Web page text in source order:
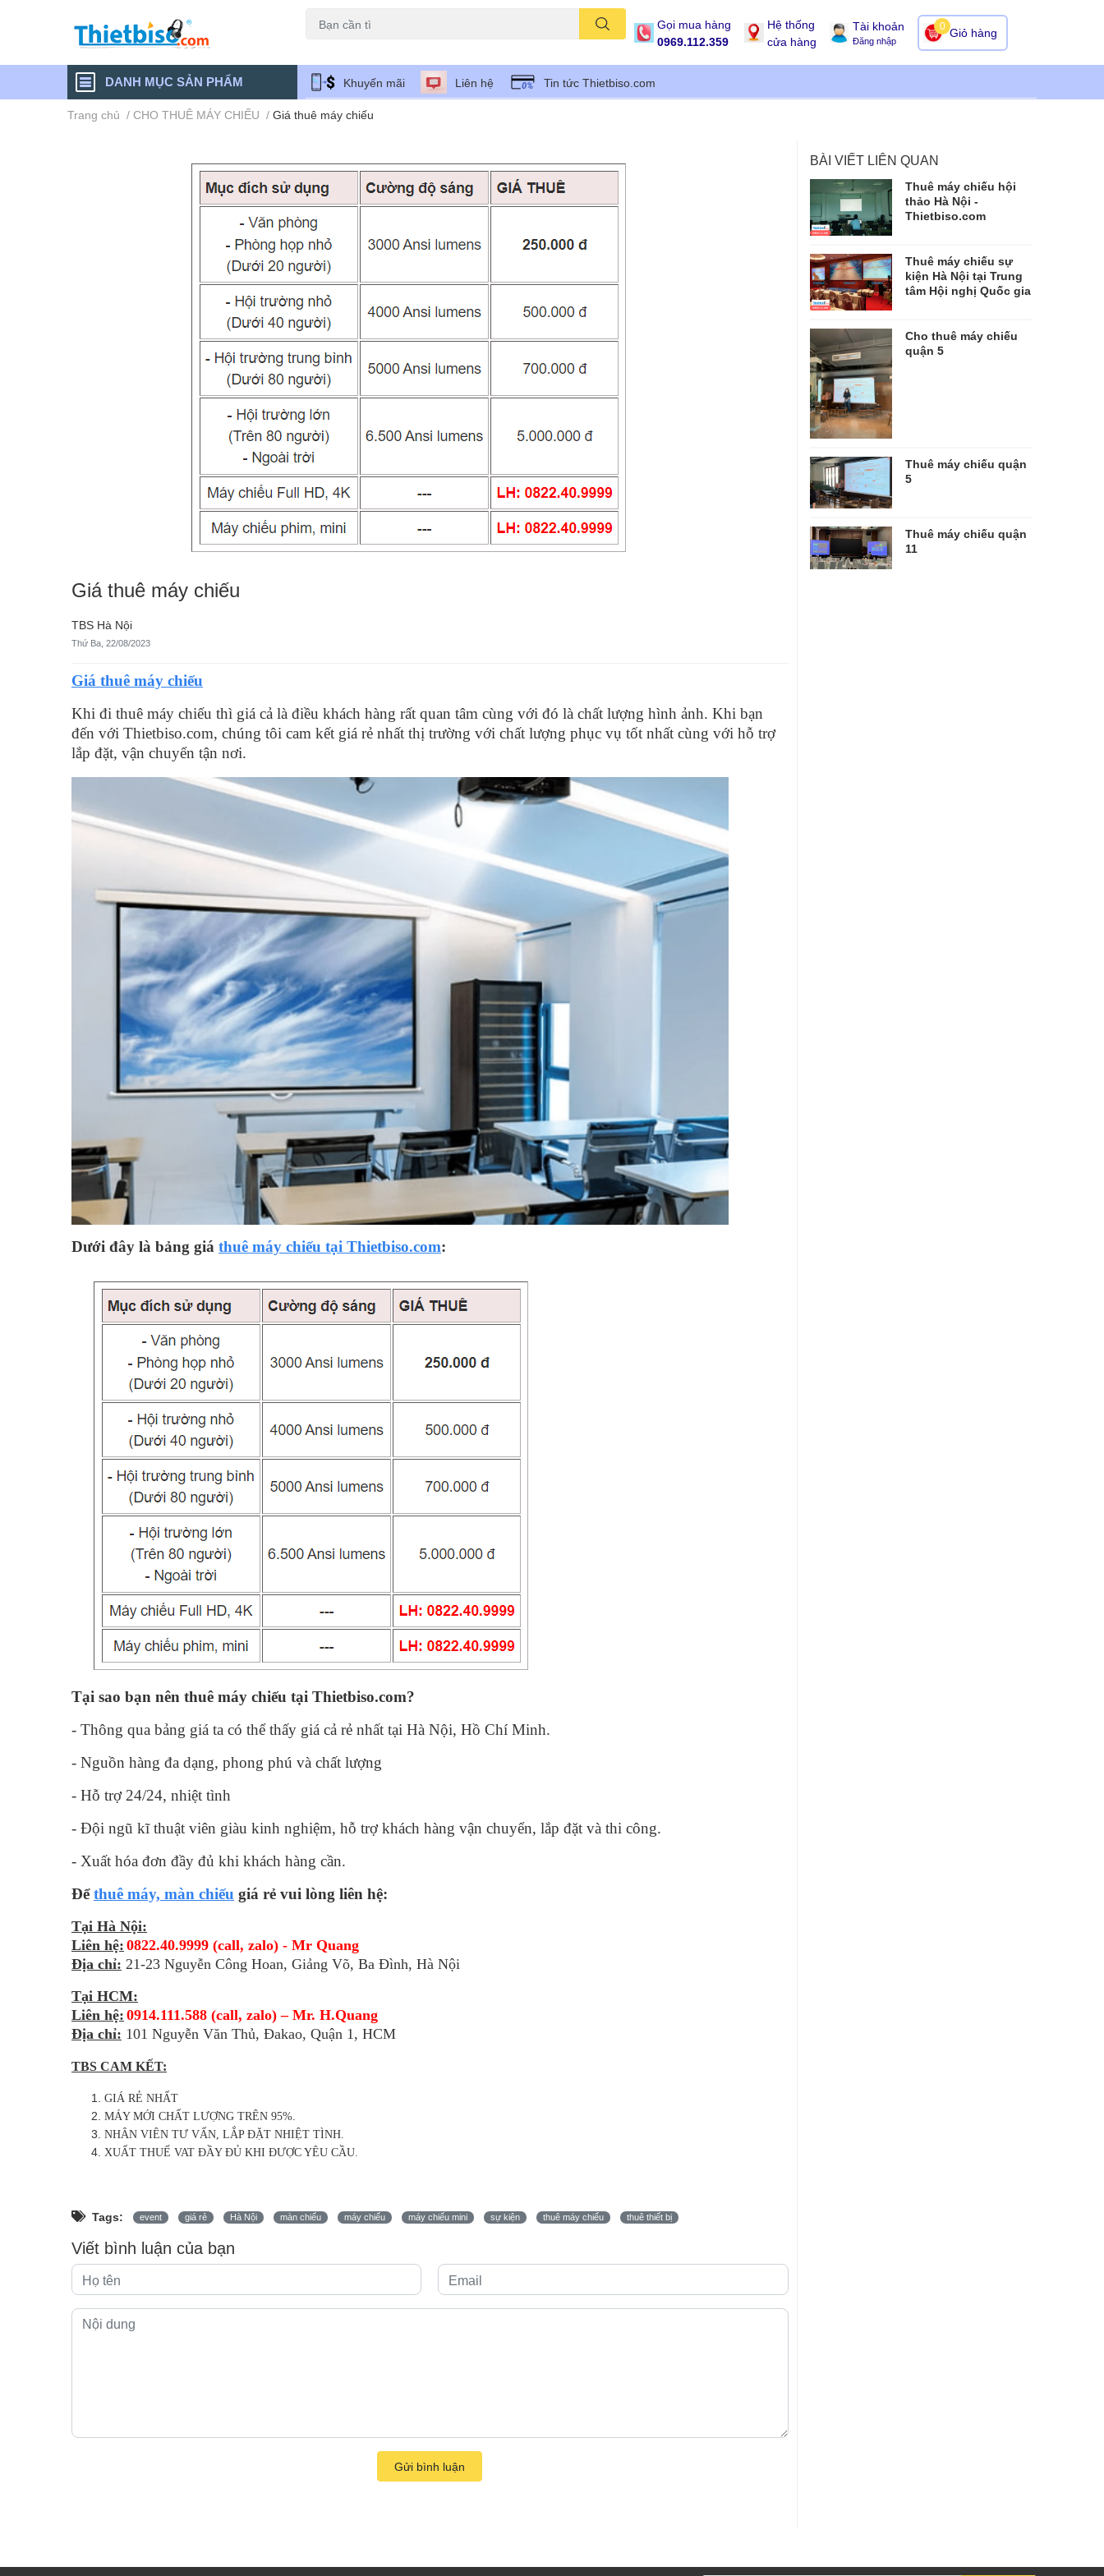
Gọi mua hàng
0969.112.359
Hệ thống
cửa hàng
Tài khoản
Đăng nhập
Giỏ hàng
0
DANH MỤC SẢN PHẨM Khuyến mãi Liên hệ Tin tức Thietbiso.com
Trang chủ / CHO THUÊ MÁY CHIẾU / Giá thuê máy chiếu
Giá thuê máy chiếu
TBS Hà Nội
Thứ Ba, 22/08/2023
Giá thuê máy chiếu
Khi đi thuê máy chiếu thì giá cả là điều khách hàng rất quan tâm cùng với đó là chất lượng hình ảnh. Khi bạn
đến với Thietbiso.com, chúng tôi cam kết giá rẻ nhất thị trường với chất lượng phục vụ tốt nhất cùng với hỗ trợ
lắp đặt, vận chuyển tận nơi.
Dưới đây là bảng giá thuê máy chiếu tại Thietbiso.com:
Tại sao bạn nên thuê máy chiếu tại Thietbiso.com?
- Thông qua bảng giá ta có thể thấy giá cả rẻ nhất tại Hà Nội, Hồ Chí Minh.
- Nguồn hàng đa dạng, phong phú và chất lượng
- Hỗ trợ 24/24, nhiệt tình
- Đội ngũ kĩ thuật viên giàu kinh nghiệm, hỗ trợ khách hàng vận chuyển, lắp đặt và thi công.
- Xuất hóa đơn đầy đủ khi khách hàng cần.
Đểthuê máy, màn chiếu giá rẻ vui lòng liên hệ:
Tại Hà Nội:
Liên hệ: 0822.40.9999 (call, zalo) - Mr Quang
Địa chỉ: 21-23 Nguyễn Công Hoan, Giảng Võ, Ba Đình, Hà Nội
Tại HCM:
Liên hệ: 0914.111.588 (call, zalo) – Mr. H.Quang
Địa chỉ: 101 Nguyễn Văn Thủ, Đakao, Quận 1, HCM
TBS CAM KẾT:
GIÁ RẺ NHẤT
MÁY MỚI CHẤT LƯỢNG TRÊN 95%.
NHÂN VIÊN TƯ VẤN, LẮP ĐẶT NHIỆT TÌNH.
XUẤT THUẾ VAT ĐẦY ĐỦ KHI ĐƯỢC YÊU CẦU.
Tags: event giá rẻ Hà Nội màn chiếu máy chiếu máy chiếu mini sự kiện thuê máy chiếu thuê thiết bị
Viết bình luận của bạn
Gửi bình luận
BÀI VIẾT LIÊN QUAN
Thuê máy chiếu hội
thảo Hà Nội -
Thietbiso.com
Thuê máy chiếu sự
kiện Hà Nội tại Trung
tâm Hội nghị Quốc gia
Cho thuê máy chiếu
quận 5
Thuê máy chiếu quận
5
Thuê máy chiếu quận
11